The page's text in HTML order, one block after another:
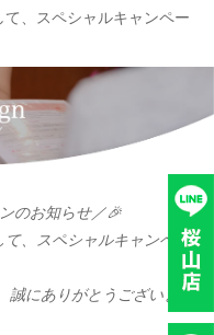
、スペシャルキャンペー
のお知らせ／🎉
、スペシャルキャンペー
にありがとうございま